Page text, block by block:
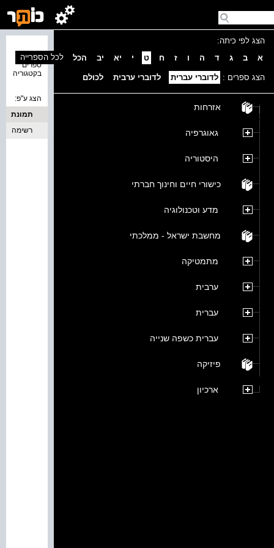
הצג לפי כיתה:
א
ב ג ד ה ו ז ח ט י יא יב הכל
הצג ספרים : לדוברי עברית לדוברי ערבית לכולם
אזרחות
גאוגרפיה
היסטוריה
כישורי חיים וחינוך חברתי
מדע וטכנולוגיה
מחשבת ישראל - ממלכתי
מתמטיקה
ערבית
עברית
עברית כשפה שנייה
פיזיקה
ארכיון
ספרים
בקטגוריה
לכל הספרייה
הצג ע''פ:
תמונת
כריכה
רשימה